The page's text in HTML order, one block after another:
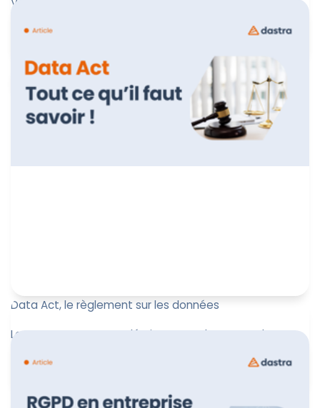
absolument pour assu...
Marine Boquien
12 décembre 2024
Data Act, le règlement sur les données
Le Data Act, souvent décrit comme le « RGPD des
européenne !
Marine Boquien